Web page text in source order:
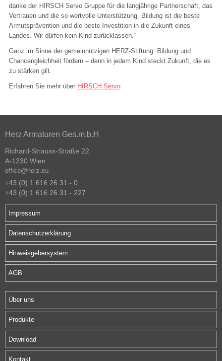
danke der HIRSCH Servo Gruppe für die langjährige Partnerschaft, das
Vertrauen und die so wertvolle Unterstützung. Bildung ist die beste
Armutsprävention und die beste Investition in die Zukunft eines
Landes. Wir dürfen kein Kind zurücklassen.“
Ganz im Sinne der gemeinnützigen HERZ-Stiftung: Bildung und
Chancengleichheit fördern – denn in jedem Kind steckt Zukunft, die es
zu stärken gilt.
Erfahren Sie mehr über HIRSCH Servo
Herz Armaturen Ges.m.b.H
Richard-Strauss-Straße 22
A-1230 Wien
office@herz.eu
+43 (0) 1 616 26 31 - 0
+43 (0) 1 616 26 31 - 227
Impressum
Datenschutzerklärung
Hinweisgebersystem
AGB
Über uns
Produkte
Download
Kontakt